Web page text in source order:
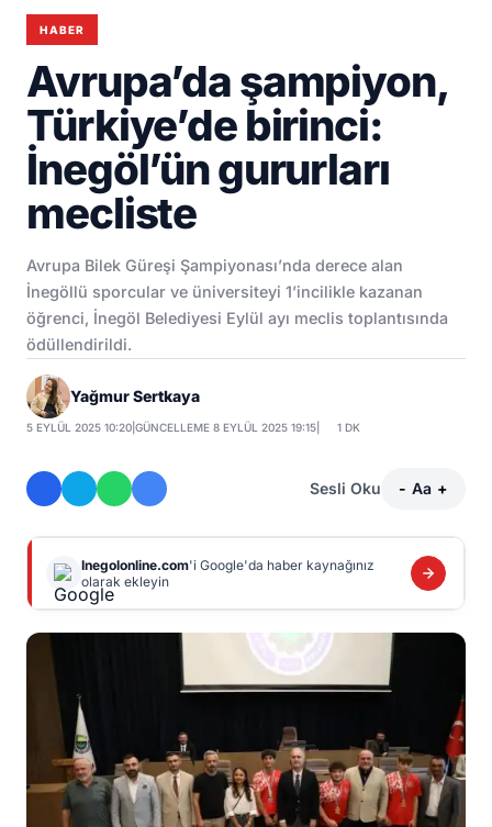
HABER
Avrupa’da şampiyon,
Türkiye’de birinci:
İnegöl’ün gururları
mecliste
Avrupa Bilek Güreşi Şampiyonası’nda derece alan
İnegöllü sporcular ve üniversiteyi 1’incilikle kazanan
öğrenci, İnegöl Belediyesi Eylül ayı meclis toplantısında
ödüllendirildi.
Yağmur Sertkaya
5 EYLÜL 2025 10:20 |GÜNCELLEME 8 EYLÜL 2025 19:15 1 DK
Sesli Oku - Aa +
Inegolonline.com'i Google'da haber kaynağınız
olarak ekleyin